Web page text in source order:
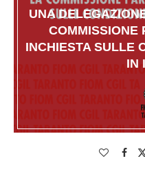
UNA
COMMISSIONE
INCHIESTA SULLE
IN